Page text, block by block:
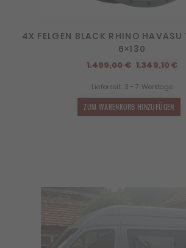
4X FELGEN BLACK RHINO
6×130
1.499,00€
war:
1.499,00 €
1.349,10€
Lieferzeit: 3 - 7 Werktage
ZUM WARENKORB HINZUFÜGEN